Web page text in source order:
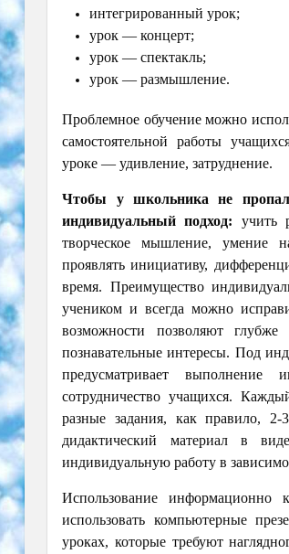
интегрированный урок;
урок — концерт;
урок — спектакль;
урок — размышление.
Проблемное обучение можно
самостоятельной работы
уроке — удивление, затруднение.
Чтобы у школьника не пропал
индивидуальный подход: учить
творческое мышление, умение
проявлять инициативу,
время. Преимущество
учеником и всегда можно
возможности позволяют
познавательные интересы. Под
предусматривает выполнение
сотрудничество учащихся.
разные задания, как правило,
дидактический материал в
индивидуальную работу в
Использование информационно
использовать компьютерные
уроках, которые требуют